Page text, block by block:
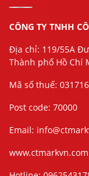
CÔNG TY TNHH
Địa chỉ: 119/55A
Thành phố Hồ Chí
Mã số thuế:
Post code: 70000
Email:
www.ctmarkvn.com